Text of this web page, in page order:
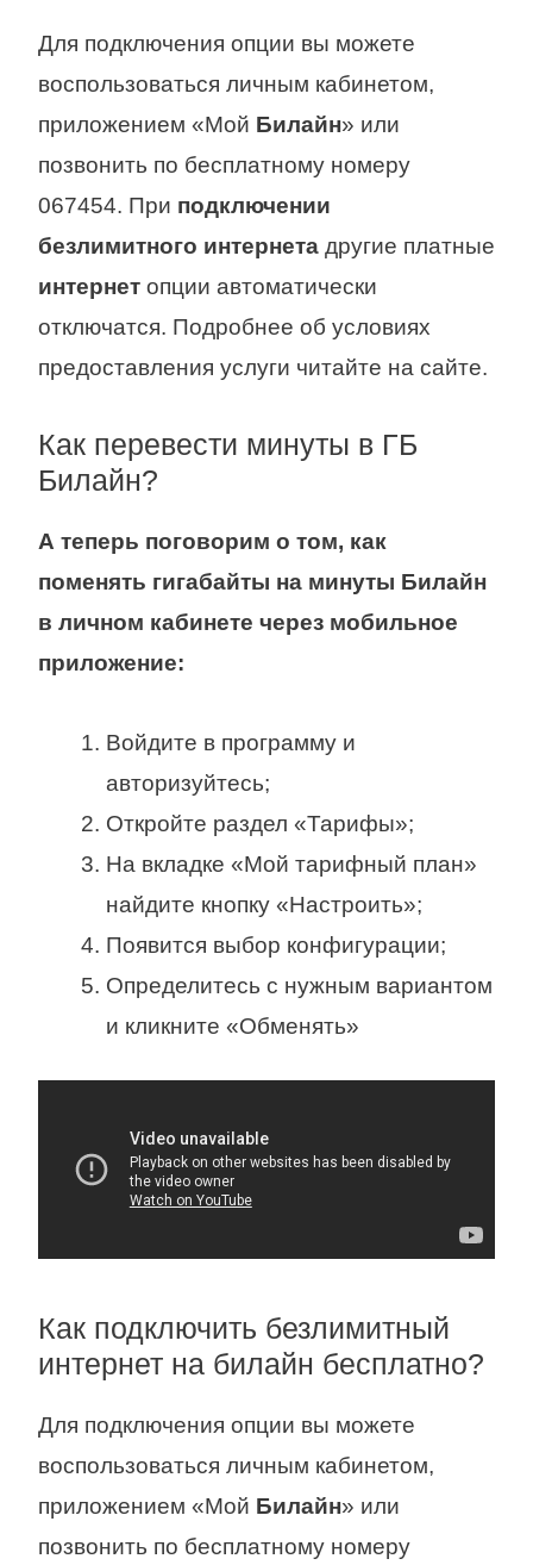
Для подключения опции вы можете
воспользоваться личным кабинетом,
приложением «Мой Билайн» или
позвонить по бесплатному номеру
067454. При подключении
безлимитного интернета другие платные
интернет опции автоматически
отключатся. Подробнее об условиях
предоставления услуги читайте на сайте.
Как перевести минуты в ГБ
Билайн?
А теперь поговорим о том, как
поменять гигабайты на минуты Билайн
в личном кабинете через мобильное
приложение:
Войдите в программу и
авторизуйтесь;
Откройте раздел «Тарифы»;
На вкладке «Мой тарифный план»
найдите кнопку «Настроить»;
Появится выбор конфигурации;
Определитесь с нужным вариантом
и кликните «Обменять»
Как подключить безлимитный
интернет на билайн бесплатно?
Для подключения опции вы можете
воспользоваться личным кабинетом,
приложением «Мой Билайн» или
позвонить по бесплатному номеру